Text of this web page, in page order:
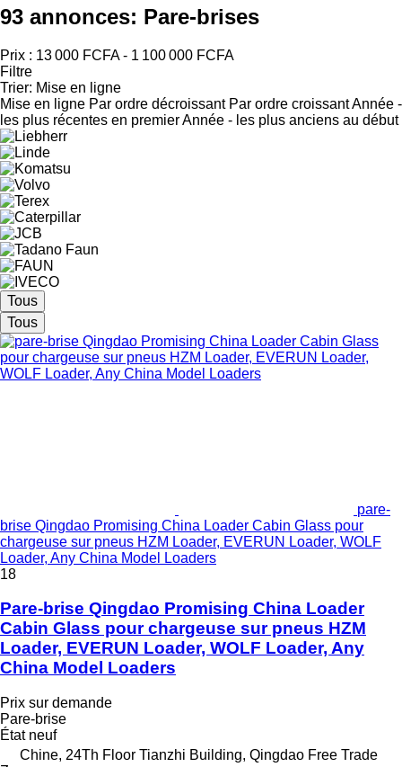
93 annonces: Pare-brises
Prix : 13 000 FCFA - 1 100 000 FCFA
Filtre
Trier: Mise en ligne
Mise en ligne Par ordre décroissant Par ordre croissantAnnée -
les plus récentes en premierAnnée - les plus anciens au début
Tous
Tous
pare-
brise Qingdao Promising China Loader Cabin Glass pour
chargeuse sur pneus HZM Loader, EVERUN Loader, WOLF
Loader, Any China Model Loaders
18
Pare-brise Qingdao Promising China Loader
Cabin Glass pour chargeuse sur pneus HZM
Loader, EVERUN Loader, WOLF Loader, Any
China Model Loaders
Prix sur demande
Pare-brise
Étatneuf
Chine, 24Th Floor Tianzhi Building, Qingdao Free Trade